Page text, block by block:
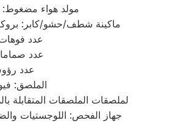
مولد هواء مضغوط:
ماكينة شطف/حشو/كابر:
عدد
عدد صمامات
عدد
الملصق:
لملصقات الملصقات المتقابلة
جهاز الفحص: اللوجستيات